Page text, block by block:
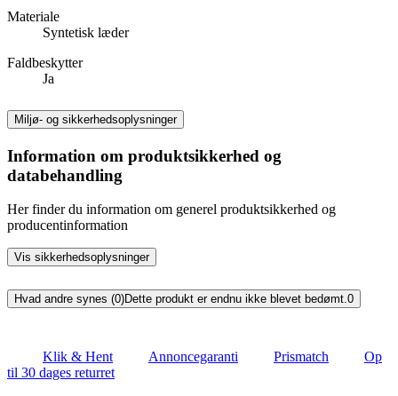
Materiale
Syntetisk læder
Faldbeskytter
Ja
Miljø- og sikkerhedsoplysninger
Information om produktsikkerhed og
databehandling
Her finder du information om generel produktsikkerhed og
producentinformation
Vis sikkerhedsoplysninger
Hvad andre synes (0)Dette produkt er endnu ikke blevet bedømt.0
Klik & Hent Annoncegaranti Prismatch
Op
til 30 dages returret